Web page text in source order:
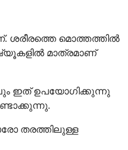
ശരീരത്തെ മൊത്തത്തിൽ
മാത്രമാണ്
ഇത് ഉപയോഗിക്കുന്നു
തരത്തിലുള്ള